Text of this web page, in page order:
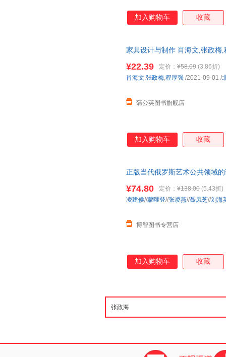
加入购物车 收藏
家具设计与制作 肖海文,张政梅
¥22.39 定价： ¥58.09 (3.86折)
蒲公英图书旗舰店
肖海文,张政梅,程厚强 /2021-09-01 /
加入购物车 收藏
正版当代俄罗斯艺术公共领域
¥74.80 定价： ¥138.00 (5.43折)
博智图书专营店
凌建侯//蒙曜登//张凌燕//聂凤芝//刘海
加入购物车 收藏